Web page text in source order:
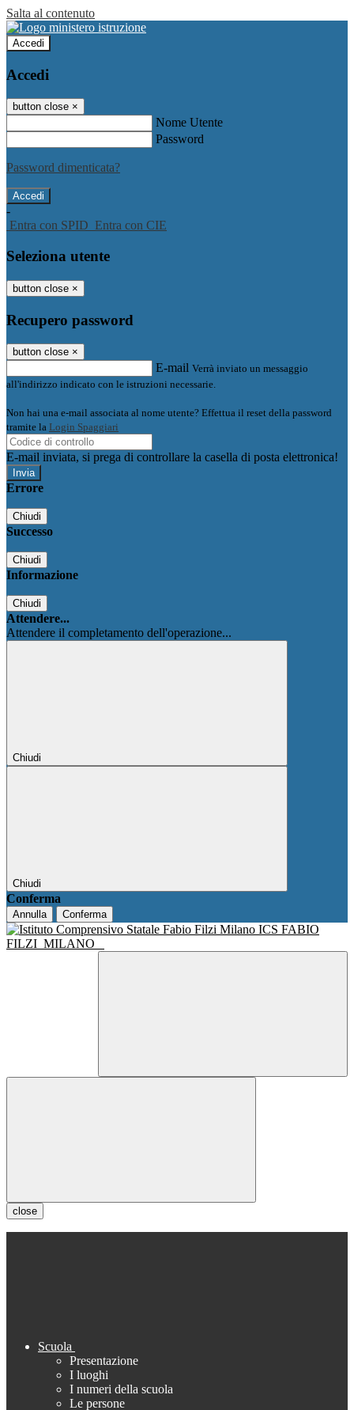
Salta al contenuto
Accedi
Accedi
button close ×
Nome Utente
Password
Password dimenticata?
-
Entra con SPID Entra con CIE
Seleziona utente
button close ×
Recupero password
button close ×
E-mail Verrà inviato un messaggio
all'indirizzo indicato con le istruzioni necessarie.
Non hai una e-mail associata al nome utente? Effettua il reset della password
tramite la Login Spaggiari
E-mail inviata, si prega di controllare la casella di posta elettronica!
Errore
Chiudi
Successo
Chiudi
Informazione
Chiudi
Attendere...
Attendere il completamento dell'operazione...
Chiudi
Chiudi
Conferma
Annulla Conferma
ICS FABIO
FILZI MILANO
close
Scuola
Presentazione
I luoghi
I numeri della scuola
Le persone